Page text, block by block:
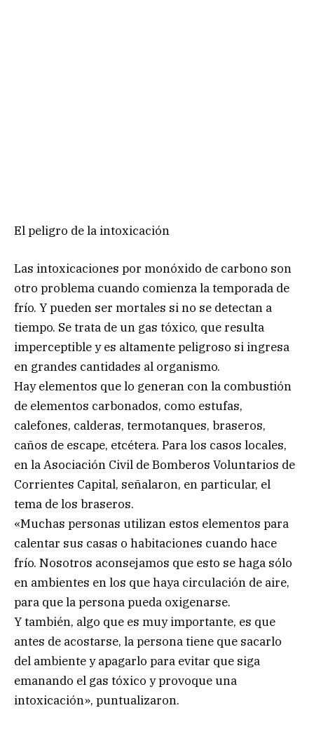
El peligro de la intoxicación
Las intoxicaciones por monóxido de carbono son
otro problema cuando comienza la temporada de
frío. Y pueden ser mortales si no se detectan a
tiempo. Se trata de un gas tóxico, que resulta
imperceptible y es altamente peligroso si ingresa
en grandes cantidades al organismo.
Hay elementos que lo generan con la combustión
de elementos carbonados, como estufas,
calefones, calderas, termotanques, braseros,
caños de escape, etcétera. Para los casos locales,
en la Asociación Civil de Bomberos Voluntarios de
Corrientes Capital, señalaron, en particular, el
tema de los braseros.
«Muchas personas utilizan estos elementos para
calentar sus casas o habitaciones cuando hace
frío. Nosotros aconsejamos que esto se haga sólo
en ambientes en los que haya circulación de aire,
para que la persona pueda oxigenarse.
Y también, algo que es muy importante, es que
antes de acostarse, la persona tiene que sacarlo
del ambiente y apagarlo para evitar que siga
emanando el gas tóxico y provoque una
intoxicación», puntualizaron.